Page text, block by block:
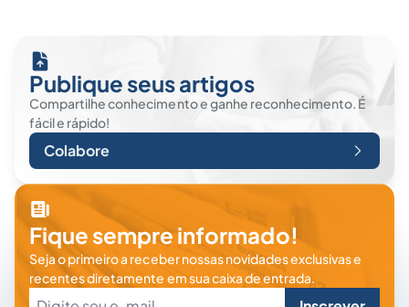
Publique seus artigos
Compartilhe conhecimento e ganhe reconhecimento. É
fácil e rápido!
Colabore
Fique sempre informado!
Seja o primeiro a receber nossas novidades exclusivas e
recentes diretamente em sua caixa de entrada.